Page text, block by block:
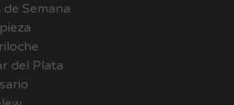
Semana
del Plata